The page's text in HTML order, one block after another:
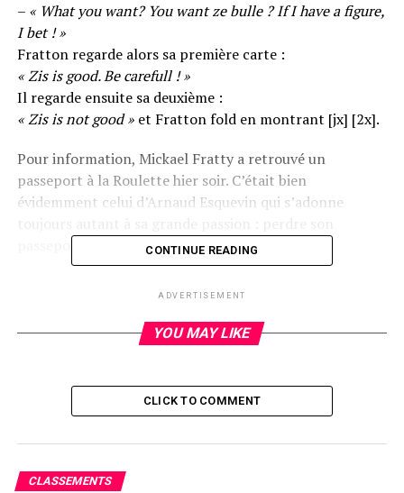
– « What you want? You want ze bulle ? If I have a figure,
I bet ! »
Fratton regarde alors sa première carte :
« Zis is good. Be carefull ! »
Il regarde ensuite sa deuxième :
« Zis is not good »et Fratton fold en montrant [jx] [2x].
Pour information, Mickael Fratty a retrouvé un
passeport à la Roulette hier soir. C’était bien
évidemment celui d’Arnaud Esquevin qui s’adonne
passeport !
DON'T MISS
Interview vidéo d'Isabelle Mercier après son Day 2
CONTINUE READING
ADVERTISEMENT
YOU MAY LIKE
CLICK TO COMMENT
CLASSEMENTS